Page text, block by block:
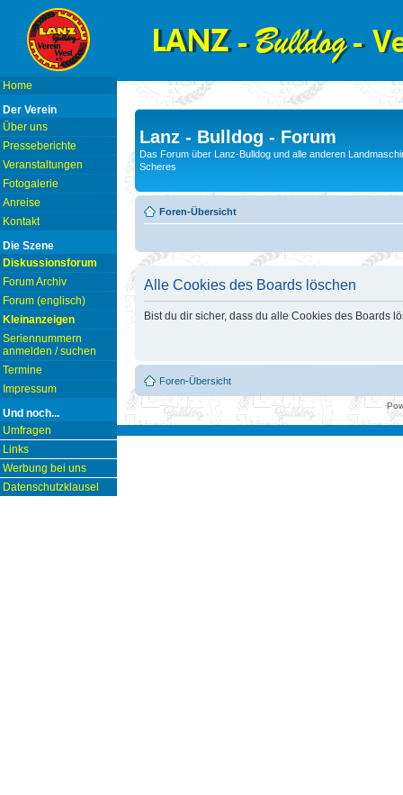
Home
Der Verein
Über uns
Presseberichte
Veranstaltungen
Fotogalerie
Anreise
Kontakt
Die Szene
Diskussionsforum
Forum Archiv
Forum (englisch)
Kleinanzeigen
Seriennummern
anmelden / suchen
Termine
Impressum
Und noch...
Umfragen
Links
Werbung bei uns
Datenschutzklausel
Lanz - Bulldog - Forum
Das Forum über Lanz-Bulldog und alle anderen
Scheres
Foren-Übersicht
Alle Cookies des Boards löschen
Bist du dir sicher, dass du alle Cookies des Boards
Foren-Übersicht